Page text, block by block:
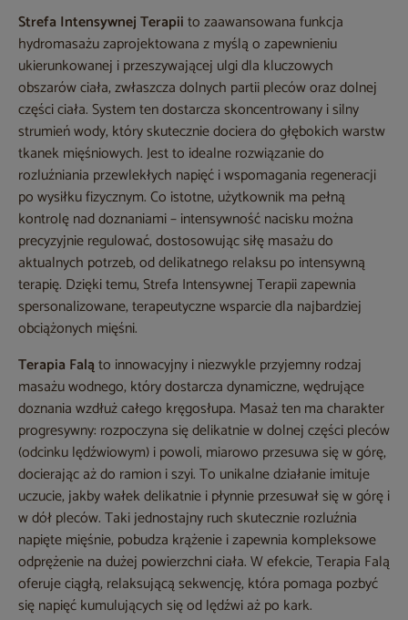
Strefa Intensywnej Terapiito zaawansowana funkcja
hydromasażu zaprojektowana z myślą o zapewnieniu
ukierunkowanej i przeszywającej ulgi dla kluczowych
obszarów ciała, zwłaszcza dolnych partii pleców oraz dolnej
części ciała. System ten dostarcza skoncentrowany i silny
strumień wody, który skutecznie dociera do głębokich warstw
tkanek mięśniowych. Jest to idealne rozwiązanie do
rozluźniania przewlekłych napięć i wspomagania regeneracji
po wysiłku fizycznym. Co istotne, użytkownik ma pełną
kontrolę nad doznaniami – intensywność nacisku można
precyzyjnie regulować, dostosowując siłę masażu do
aktualnych potrzeb, od delikatnego relaksu po intensywną
terapię. Dzięki temu, Strefa Intensywnej Terapii zapewnia
spersonalizowane, terapeutyczne wsparcie dla najbardziej
obciążonych mięśni.
Terapia Faląto innowacyjny i niezwykle przyjemny rodzaj
masażu wodnego, który dostarcza dynamiczne, wędrujące
doznania wzdłuż całego kręgosłupa. Masaż ten ma charakter
progresywny: rozpoczyna się delikatnie w dolnej części pleców
(odcinku lędźwiowym) i powoli, miarowo przesuwa się w górę,
docierając aż do ramion i szyi. To unikalne działanie imituje
uczucie, jakby wałek delikatnie i płynnie przesuwał się w górę i
w dół pleców. Taki jednostajny ruch skutecznie rozluźnia
napięte mięśnie, pobudza krążenie i zapewnia kompleksowe
odprężenie na dużej powierzchni ciała. W efekcie, Terapia Falą
oferuje ciągłą, relaksującą sekwencję, która pomaga pozbyć
się napięć kumulujących się od lędźwi aż po kark.